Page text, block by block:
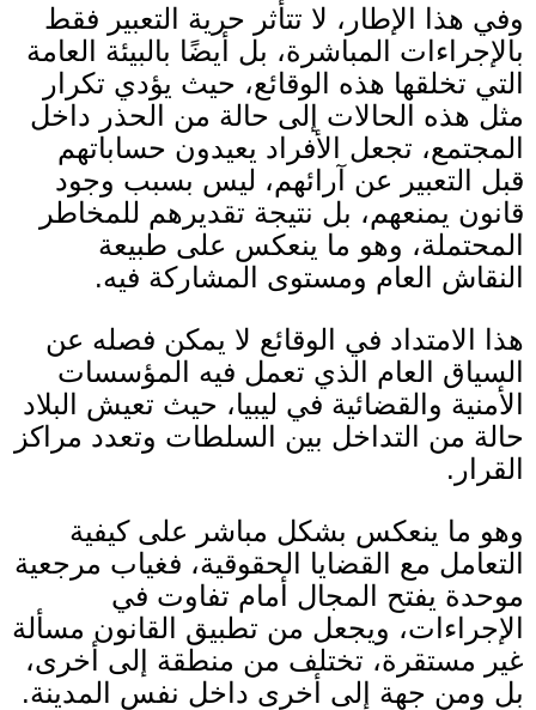
وفي هذا الإطار، لا تتأثر حرية التعبير فقط
بالإجراءات المباشرة، بل أيضًا بالبيئة العامة
التي تخلقها هذه الوقائع، حيث يؤدي تكرار
مثل هذه الحالات إلى حالة من الحذر داخل
المجتمع، تجعل الأفراد يعيدون حساباتهم
قبل التعبير عن آرائهم، ليس بسبب وجود
قانون يمنعهم، بل نتيجة تقديرهم للمخاطر
المحتملة، وهو ما ينعكس على طبيعة
النقاش العام ومستوى المشاركة فيه.
هذا الامتداد في الوقائع لا يمكن فصله عن
السياق العام الذي تعمل فيه المؤسسات
الأمنية والقضائية في ليبيا، حيث تعيش البلاد
حالة من التداخل بين السلطات وتعدد مراكز
القرار.
وهو ما ينعكس بشكل مباشر على كيفية
التعامل مع القضايا الحقوقية، فغياب مرجعية
موحدة يفتح المجال أمام تفاوت في
الإجراءات، ويجعل من تطبيق القانون مسألة
غير مستقرة، تختلف من منطقة إلى أخرى،
بل ومن جهة إلى أخرى داخل نفس المدينة.